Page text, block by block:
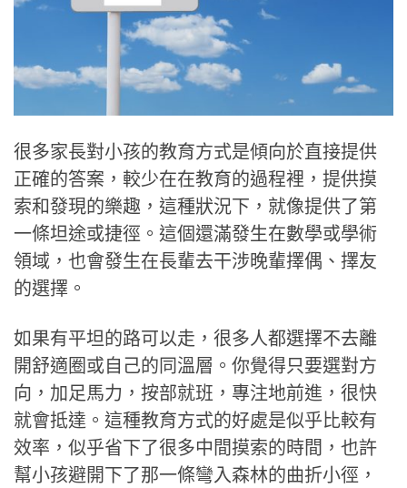
很多家長對小孩的教育方式是傾向於直接提供
正確的答案，較少在在教育的過程裡，提供摸
索和發現的樂趣，這種狀況下，就像提供了第
一條坦途或捷徑。這個還滿發生在數學或學術
領域，也會發生在長輩去干涉晚輩擇偶、擇友
的選擇。
如果有平坦的路可以走，很多人都選擇不去離
開舒適圈或自己的同溫層。你覺得只要選對方
向，加足馬力，按部就班，專注地前進，很快
就會抵達。這種教育方式的好處是似乎比較有
效率，似乎省下了很多中間摸索的時間，也許
幫小孩避開下了那一條彎入森林的曲折小徑，